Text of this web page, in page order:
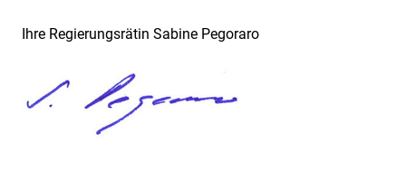
Ihre Regierungsrätin Sabine Pegoraro